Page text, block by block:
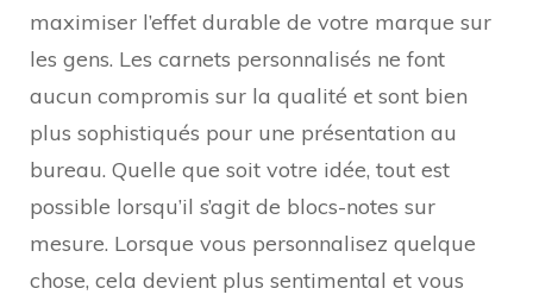
maximiser l’effet durable de votre marque sur
les gens. Les carnets personnalisés ne font
aucun compromis sur la qualité et sont bien
plus sophistiqués pour une présentation au
bureau. Quelle que soit votre idée, tout est
possible lorsqu’il s’agit de blocs-notes sur
mesure. Lorsque vous personnalisez quelque
chose, cela devient plus sentimental et vous